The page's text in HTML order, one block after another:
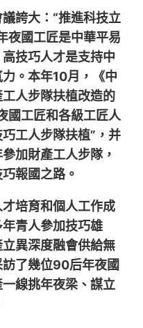
誇大：“推進科技立
夜國工匠是中華平易
技巧人才是支持中
。本年10月，《中
人步隊扶植改造的
國工匠和各級工匠人
工人步隊扶植”，并
加財產工人步隊，
報國之路。
培育和個人工作成
青人參加技巧雄
異深度融會供給無
了幾位90后年夜國
線挑年夜梁、謀立